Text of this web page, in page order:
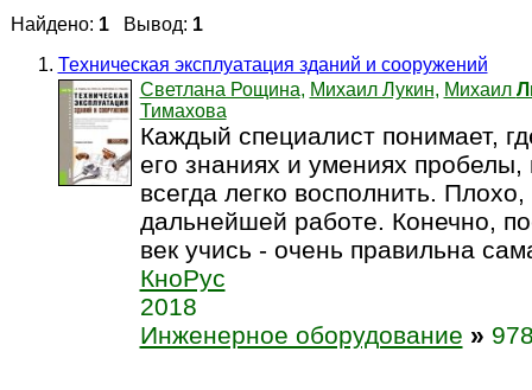
Найдено: 1Вывод: 1
Техническая эксплуатация зданий и сооружений
Светлана Рощина, Михаил Лукин, Михаил
Тимахова
Каждый специалист понимает,
его знаниях и умениях
всегда легко восполнить.
дальнейшей работе. Конечно,
век учись - очень правильна
КноРус
2018
Инженерное оборудование »